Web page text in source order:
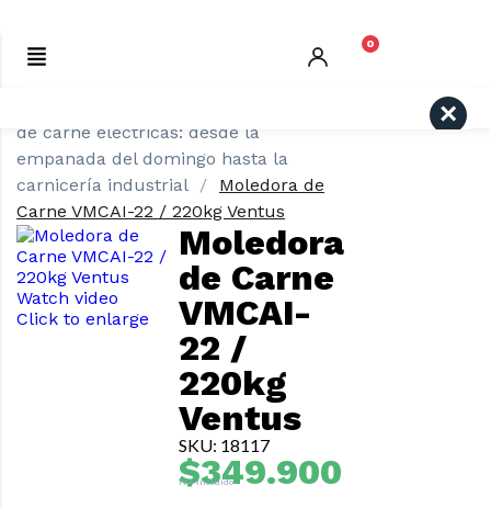
0
de carne eléctricas: desde la
empanada del domingo hasta la
carnicería industrial
Moledora de
Carne VMCAI-22 / 220kg Ventus
Watch video
Click to enlarge
Moledora
de Carne
VMCAI-
22 /
220kg
Ventus
SKU: 18117
$349.900
IVA Incluido